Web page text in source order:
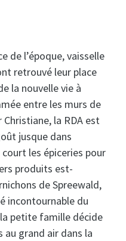
de l’époque, vaisselle
retrouvé leur place
la nouvelle vie à
entre les murs de
la RDA est
jusque dans
les épiceries pour
produits est-
de Spreewald,
incontournable du
petite famille décide
au grand air dans la